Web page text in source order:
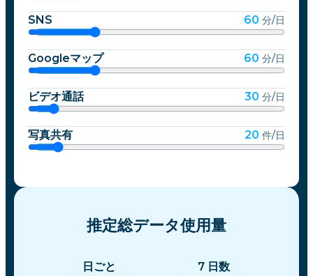
SNS 60 分/日
Googleマップ 60 分/日
ビデオ通話 30 分/日
写真共有 20 件/日
推定総データ使用量
日ごと 7 日数